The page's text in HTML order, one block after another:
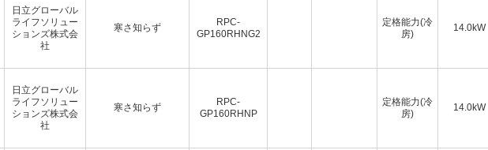
日立グローバル
ライフソリュー
ションズ株式会
社
寒さ知らず
RPC-
GP160RHNG2
定格能力(冷
房)
14.0kW
日立グローバル
ライフソリュー
ションズ株式会
社
寒さ知らず
RPC-
GP160RHNP
定格能力(冷
房)
14.0kW